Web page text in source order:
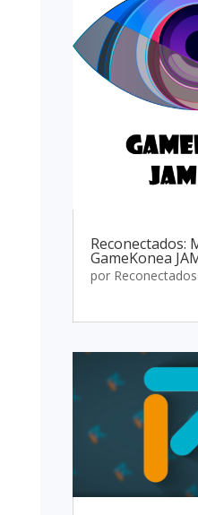
Reconectados:
GameKonea
por Reconectados